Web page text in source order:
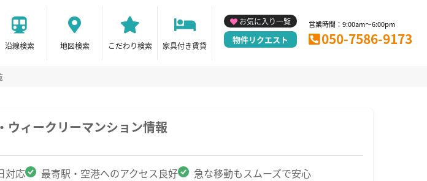
沿線検索 地図検索 こだわり検索 家具付き賃貸
お気に入り一覧
物件リクエスト
営業時間：9:00am～6:00pm
050-7586-9173
ウィークリーマンション情報
対応 最寄駅・空港へのアクセス良好 急な移動もスムーズで安心